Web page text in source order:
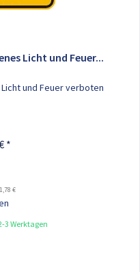
Licht und Feuer...
und Feuer verboten
*
€
3 Werktagen